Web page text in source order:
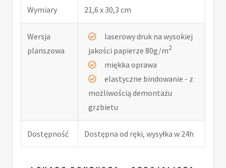
Wymiary 21,6 x 30,3 cm
Wersja
planszowa
laserowy druk na wysokiej
jakości papierze 80g/m2
miękka oprawa
elastyczne bindowanie - z
możliwością demontażu
grzbietu
Dostępność Dostępna od ręki, wysyłka w 24h